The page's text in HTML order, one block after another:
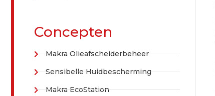
Concepten
Makra Olieafscheiderbeheer
Sensibelle Huidbescherming
Makra EcoStation